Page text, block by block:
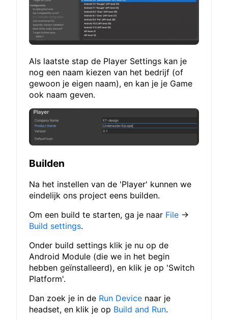
Als laatste stap de Player Settings kan je
nog een naam kiezen van het bedrijf (of
gewoon je eigen naam), en kan je je Game
ook naam geven.
Builden
Na het instellen van de 'Player' kunnen we
eindelijk ons project eens builden.
Om een build te starten, ga je naar File →
Build settings.
Onder build settings klik je nu op de
Android Module (die we in het begin
hebben geïnstalleerd), en klik je op 'Switch
Platform'.
Dan zoek je in de Run Device naar je
headset, en klik je op Build and Run.